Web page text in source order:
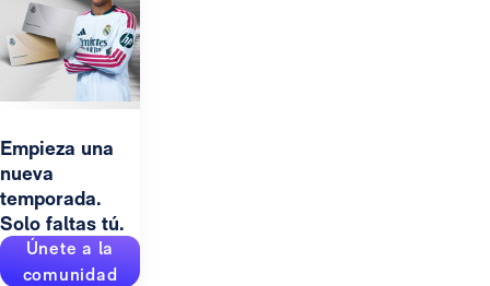
Empieza una
nueva
temporada.
Solo faltas tú.
Únete a la
comunidad